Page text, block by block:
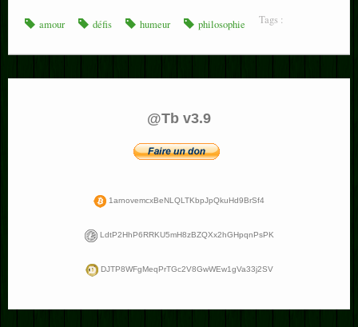
Tags :
amour défis humeur philosophie
@Tb v3.9
1arnovemcxBeNLQLTKbpJpQkuHd9BrSf4
LdtP2HhP6RRKU5mH8zBZQXx2hGHpqnPsPK
DJTP8WFgMeqPrTGc2V8GwWEw1gVa33j2SV